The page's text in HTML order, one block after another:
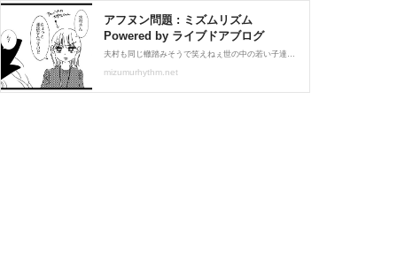
アフヌン問題 : ミズムリズム
Powered by ライブドアブログ
夫村も同じ轍踏みそうで笑えねぇ世の中の若い子達全てに幸あれ ↓これも読んでみよう！↓
mizumurhythm.net